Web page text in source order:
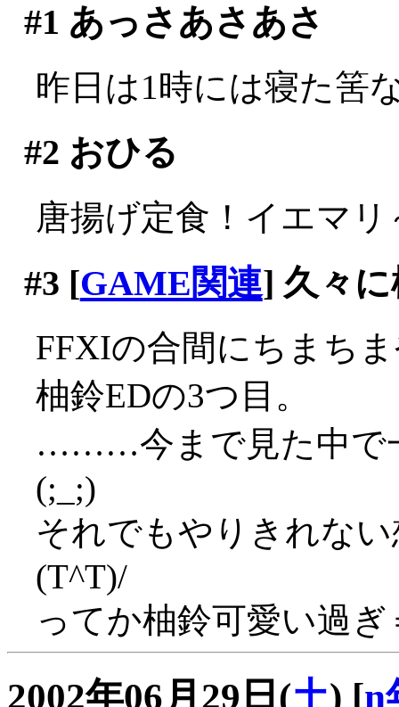
#1 あっさあさあさ
昨日は1時には寝た筈
#2 おひる
唐揚げ定食！イエマリ
#3 [GAME関連] 久々
FFXIの合間にちまち
柚鈴EDの3つ目。
………今まで見た中で
(;_;)
それでもやりきれな
(T^T)/
ってか柚鈴可愛い過
2002年06月29日(土) [n